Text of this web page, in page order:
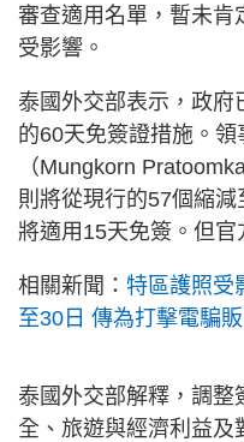
審查適用名單，暫未肯
受影響。
泰國外交部表示，政府
的60天免簽證措施。
（Mungkorn
則將從現行的57個縮
將適用15天免簽。但官
相關新聞： 特區護照受
至30日 傳為打擊電騙
泰國外交部解釋，調整
全、旅遊與經濟利益及